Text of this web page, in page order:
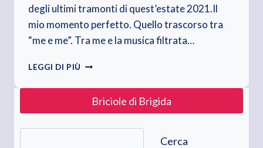
degli ultimi tramonti di quest’estate 2021.Il
mio momento perfetto. Quello trascorso tra
“me e me”. Tra me e la musica filtrata…
LEGGI DI PIÙ CALAR
SERA
“PONTE”
Briciole di Brigida
Cerca